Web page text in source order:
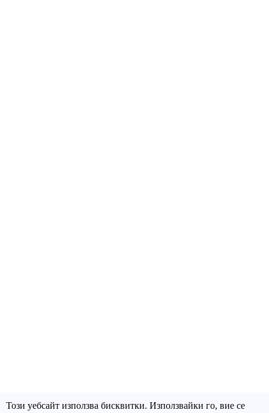
Този уебсайт използва бисквитки. Използвайки го, вие се